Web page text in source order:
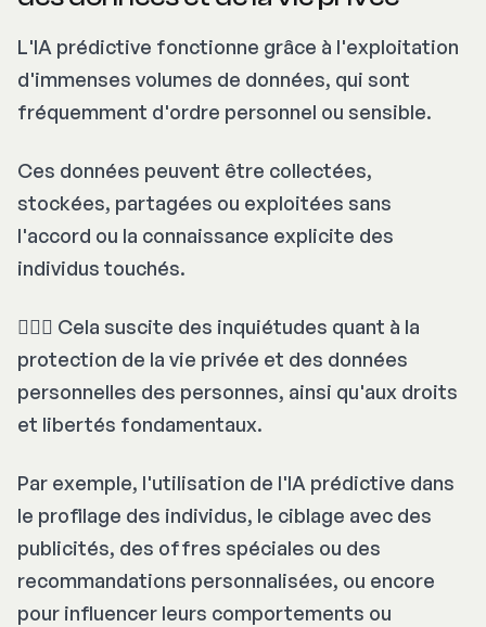
L'IA prédictive fonctionne grâce à l'exploitation
d'immenses volumes de données, qui sont
fréquemment d'ordre personnel ou sensible.
Ces données peuvent être collectées,
stockées, partagées ou exploitées sans
l'accord ou la connaissance explicite des
individus touchés.
🕵🏻‍♂️ Cela suscite des inquiétudes quant à la
protection de la vie privée et des données
personnelles des personnes, ainsi qu'aux droits
et libertés fondamentaux.
Par exemple, l'utilisation de l'IA prédictive dans
le profilage des individus, le ciblage avec des
publicités, des offres spéciales ou des
recommandations personnalisées, ou encore
pour influencer leurs comportements ou